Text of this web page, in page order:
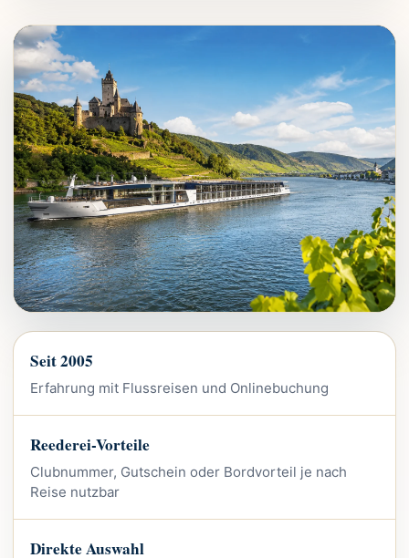
Seit 2005
Erfahrung mit Flussreisen und Onlinebuchung
Reederei-Vorteile
Clubnummer, Gutschein oder Bordvorteil je nach
Reise nutzbar
Direkte Auswahl